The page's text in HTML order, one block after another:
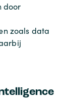
door
zoals data